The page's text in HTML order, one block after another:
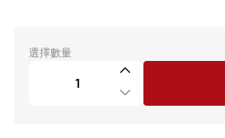
選擇數量